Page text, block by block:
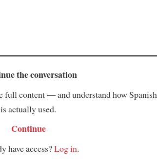
the conversation
full content — and understand how Spanish
is actually used.
Continue
have access?Log in.